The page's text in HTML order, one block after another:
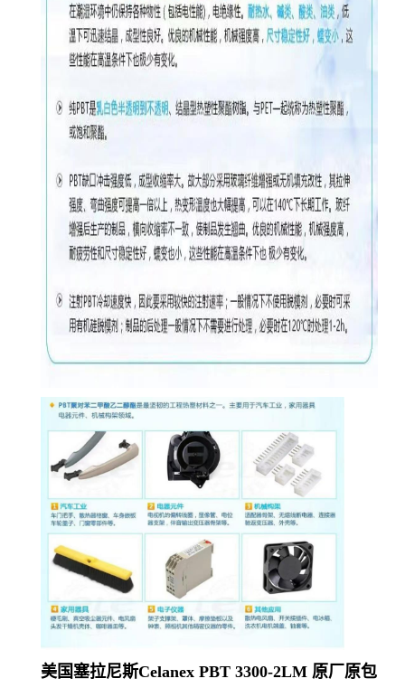
美国塞拉尼斯Celanex PBT 3300-2LM 原厂原包